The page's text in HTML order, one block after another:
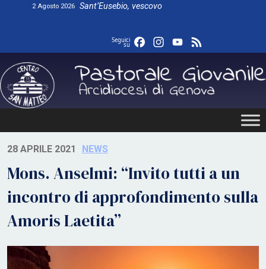
2 Agosto 2026 Sant’Eusebio, vescovo
Seguici
su FacebookInstagram
YouTube
28 APRILE 2021 NEWS
Mons. Anselmi: “Invito tutti a un
incontro di approfondimento sulla
Amoris Laetita”